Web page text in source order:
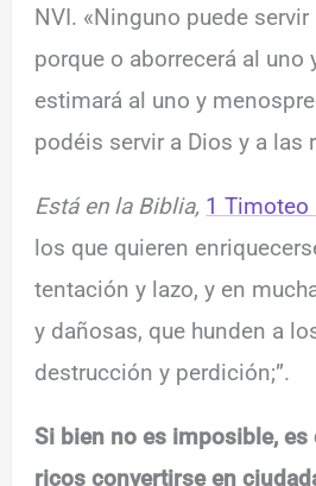
NVI. «Ninguno puede
porque o aborrecerá al uno
estimará al uno y
podéis servir a Dios y a las
Está en la Biblia, 1 Timoteo
los que quieren
tentación y lazo, y en
y dañosas, que hunden a
destrucción y perdición;”.
Si bien no es imposible,
ricos convertirse en